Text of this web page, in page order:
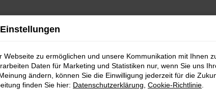
zu ermöglichen und unsere Kommunikation mit Ihnen
Daten für Marketing und Statistiken nur, wenn Sie uns
ändern, können Sie die Einwilligung jederzeit für die
finden Sie hier: Datenschutzerklärung Cookie-Richtlinie